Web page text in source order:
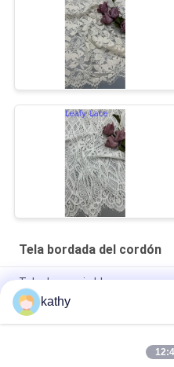
Tela bordada del cordón
Tela de encaje blanca con
personalizado
Tela de encaje bordado de
kathy